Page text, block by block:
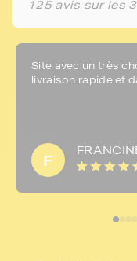
125 avis sur les
Site avec un très
livraison rapide et
F